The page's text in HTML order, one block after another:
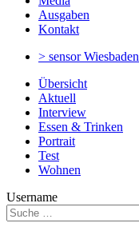
Ausgaben
Kontakt
> sensorWiesbaden
Übersicht
Aktuell
Interview
Essen & Trinken
Portrait
Test
Wohnen
Username